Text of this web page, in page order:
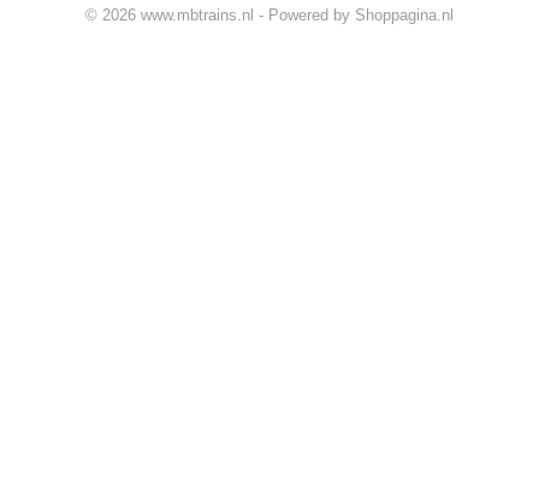
© 2026 www.mbtrains.nl - Powered by Shoppagina.nl